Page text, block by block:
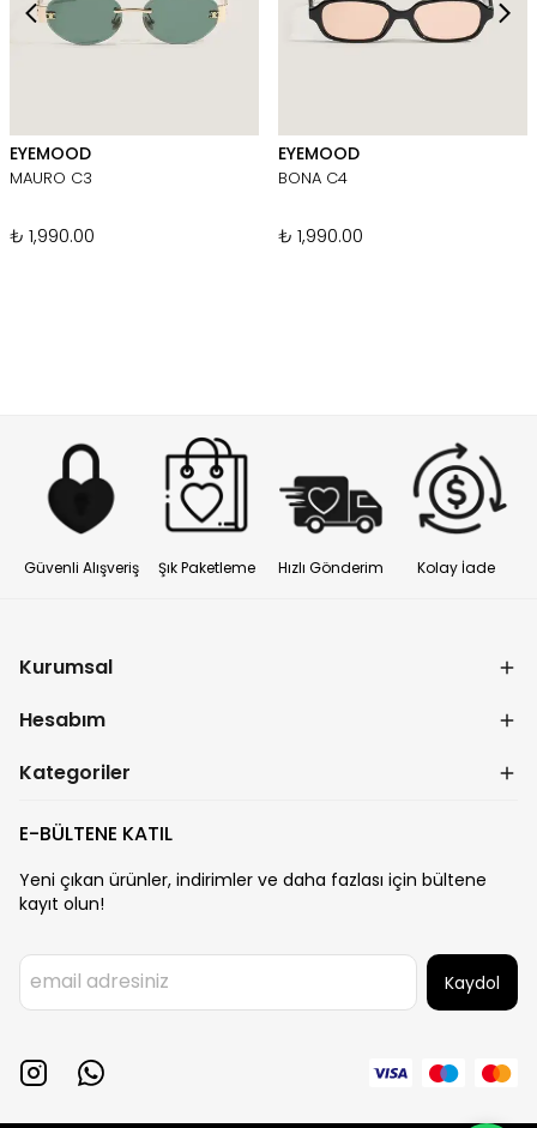
EYEMOOD
MAURO C3
₺ 1,990.00
EYEMOOD
BONA C4
₺ 1,990.00
Güvenli Alışveriş Şık Paketleme Hızlı Gönderim Kolay İade
Kurumsal
Hesabım
Kategoriler
E-BÜLTENE KATIL
Yeni çıkan ürünler, indirimler ve daha fazlası için bültene
kayıt olun!
Kaydol